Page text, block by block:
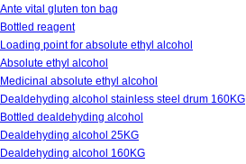
Ante vital gluten ton bag
Bottled reagent
Loading point for absolute ethyl alcohol
Absolute ethyl alcohol
Medicinal absolute ethyl alcohol
Dealdehyding alcohol stainless steel drum 160KG
Bottled dealdehyding alcohol
Dealdehyding alcohol 25KG
Dealdehyding alcohol 160KG